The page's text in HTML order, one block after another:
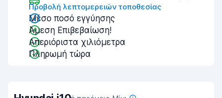
Προβολή λεπτομερειών τοποθεσίας
Μέσο ποσό εγγύησης
Άμεση Επιβεβαίωση!
Απεριόριστα χιλιόμετρα
Πληρωμή τώρα